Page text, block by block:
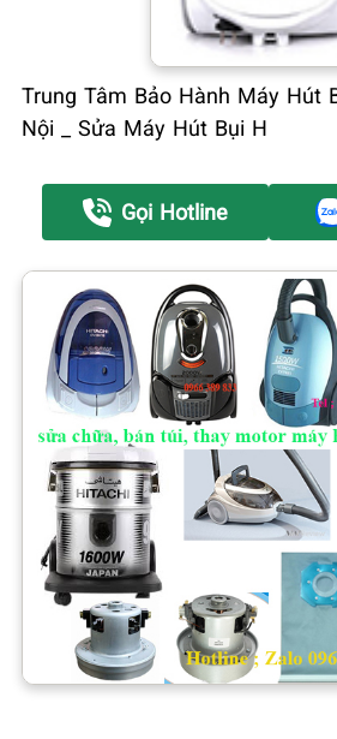
Trung Tâm Bảo Hành Máy Hút
Nội _ Sửa Máy Hút Bụi H
Gọi Hotline